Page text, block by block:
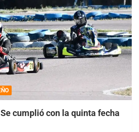
Se cumplió con la quinta fecha